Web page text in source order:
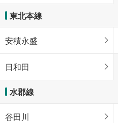
東北本線
安積永盛
日和田
水郡線
谷田川